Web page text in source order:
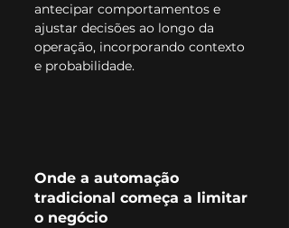
antecipar comportamentos e
ajustar decisões ao longo da
operação, incorporando contexto
e probabilidade.
Onde a automação
tradicional começa a limitar
o negócio